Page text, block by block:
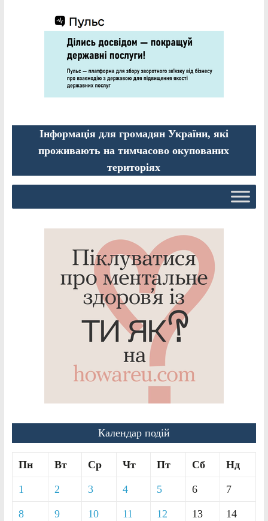
Інформація для громадян України, які
проживають на тимчасово окупованих
територіях
Календар подій
Пн Вт Ср Чт Пт Сб Нд
1 2 3 4 5 6 7
8 9 10 11 12 13 14